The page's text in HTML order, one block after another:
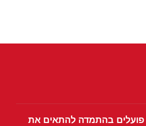
פועלים בהתמדה להתאים את